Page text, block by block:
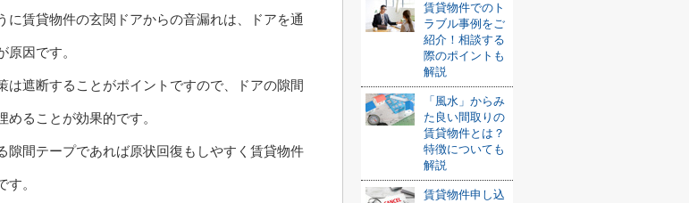
に賃貸物件の玄関ドアからの音漏れは、ドアを通
原因です。
は遮断することがポイントですので、ドアの隙間
めることが効果的です。
隙間テープであれば原状回復もしやすく賃貸物件
す。
賃貸物件でのト
ラブル事例をご
紹介！相談する
際のポイントも
解説
「風水」からみ
た良い間取りの
賃貸物件とは？
特徴についても
解説
賃貸物件申し込